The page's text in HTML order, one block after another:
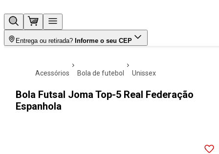
Entrega ou retirada? Informe o seu CEP
acessórios bola de futebol unissex
Bola Futsal Joma Top-5 Real Federação
Espanhola